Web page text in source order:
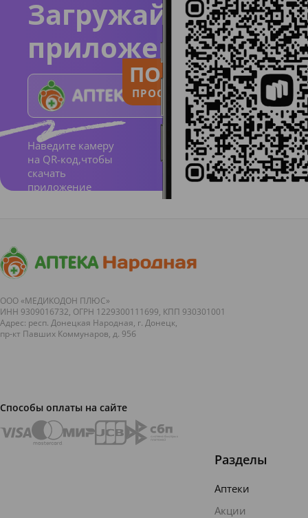
Загружайте
приложение
Наведите камеру
на QR-код,чтобы
скачать
приложение
ПОЛЬЗУЙСЯ
ПРОСТО И ПОНЯТНО
ООО «МЕДИКОДОН ПЛЮС»
ИНН 9309016732, ОГРН 1229300111699, КПП 930301001
Адрес: респ. Донецкая Народная, г. Донецк,
пр-кт Павших Коммунаров, д. 95б
Способы оплаты на сайте
Разделы
Аптеки
Акции